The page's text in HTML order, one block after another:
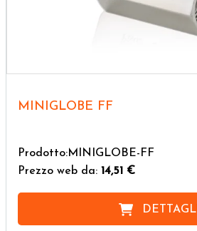
MINIGLOBE FF
Prodotto:MINIGLOBE-FF
Prezzo web da: 14,51 €
DETTAGLI